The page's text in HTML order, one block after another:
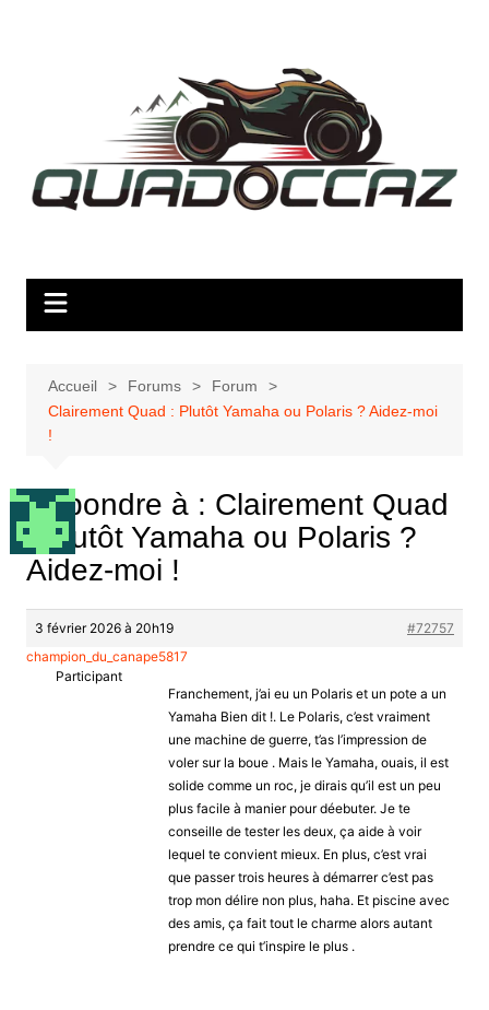
Accueil Forums
Forum
Clairement Quad : Plutôt Yamaha ou Polaris ? Aidez-moi
!
Répondre à : Clairement Quad
: Plutôt Yamaha ou Polaris ?
Aidez-moi !
3 février 2026 à 20h19
#72757
champion_du_canape5817
Participant
Franchement, j’ai eu un Polaris et un pote a un
Yamaha Bien dit !. Le Polaris, c’est vraiment
une machine de guerre, t’as l’impression de
voler sur la boue . Mais le Yamaha, ouais, il est
solide comme un roc, je dirais qu’il est un peu
plus facile à manier pour déebuter. Je te
conseille de tester les deux, ça aide à voir
lequel te convient mieux. En plus, c’est vrai
que passer trois heures à démarrer c’est pas
trop mon délire non plus, haha. Et piscine avec
des amis, ça fait tout le charme alors autant
prendre ce qui t’inspire le plus .